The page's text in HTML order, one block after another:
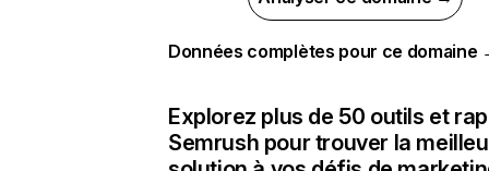
Données complètes pour ce domaine
Explorez plus de 50 outils et
Semrush pour trouver la